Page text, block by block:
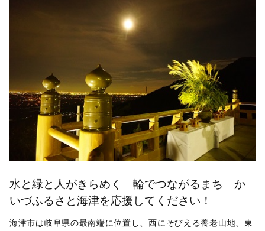
水と緑と人がきらめく 輪でつながるまち か
いづふるさと海津を応援してください！
海津市は岐阜県の最南端に位置し、西にそびえる養老山地、東